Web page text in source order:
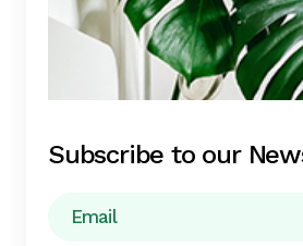
Subscribe to our